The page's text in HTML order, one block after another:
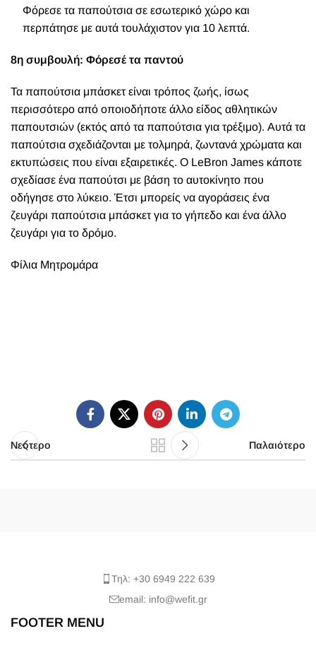
Φόρεσε τα παπούτσια σε εσωτερικό χώρο και
περπάτησε με αυτά τουλάχιστον για 10 λεπτά.
8η συμβουλή: Φόρεσέ τα παντού
Τα παπούτσια μπάσκετ είναι τρόπος ζωής, ίσως
περισσότερο από οποιοδήποτε άλλο είδος αθλητικών
παπουτσιών (εκτός από τα παπούτσια για τρέξιμο). Αυτά τα
παπούτσια σχεδιάζονται με τολμηρά, ζωντανά χρώματα και
εκτυπώσεις που είναι εξαιρετικές. Ο LeBron James κάποτε
σχεδίασε ένα παπούτσι με βάση το αυτοκίνητο που
οδήγησε στο λύκειο. Έτσι μπορείς να αγοράσεις ένα
ζευγάρι παπούτσια μπάσκετ για το γήπεδο και ένα άλλο
ζευγάρι για το δρόμο.
Φίλια Μητρομάρα
Νεότερο Παλαιότερο
Τηλ: +30 6949 222 639
email: info@wefit.gr
FOOTER MENU